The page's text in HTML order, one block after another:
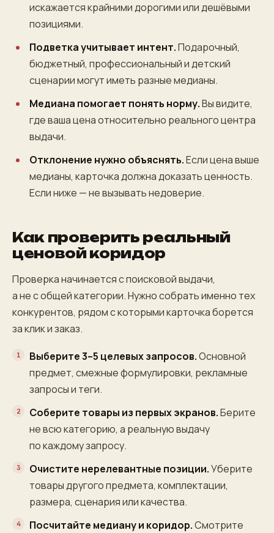
искажается крайними дорогими или дешёвыми
позициями.
Подветка учитывает интент.Подарочный,
бюджетный, профессиональный и детский
сценарии могут иметь разные медианы.
Медиана помогает понять норму.Вы видите,
где ваша цена относительно реального центра
выдачи.
Отклонение нужно объяснять.Если цена выше
медианы, карточка должна доказать ценность.
Если ниже — не вызывать недоверие.
Как проверить реальный
ценовой коридор
Проверка начинается с поисковой выдачи,
а не с общей категории. Нужно собрать именно тех
конкурентов, рядом с которыми карточка борется
за клик и заказ.
Выберите 3–5 целевых запросов.Основной
предмет, смежные формулировки, рекламные
запросы и теги.
Соберите товары из первых экранов.Берите
не всю категорию, а реальную выдачу
по каждому запросу.
Очистите нерелевантные позиции.Уберите
товары другого предмета, комплектации,
размера, сценария или качества.
Посчитайте медиану и коридор.Смотрите